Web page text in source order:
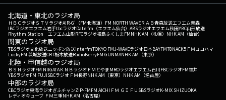
北海道・東北のラジオ局
ＨＢＣラジオＳＴＶラジオAIR-G'（FM北海道） FM NORTH WAVEＲＡＢ青森放送エフエム青森
IBCラジオエフエム岩手tbcラジオDate fm（エフエム仙台） ABSラジオエフエム秋田YBC山形放送
Rhythm Station エフエム山形RFCラジオ福島ふくしまFMNHK AM（札幌） NHK AM（仙台）
関東のラジオ局
TBSラジオ文化放送ニッポン放送interfmTOKYO FMJ-WAVEラジオ日本BAYFM78NACK5 ＦＭヨコハマ
LuckyFM 茨城放送CRT栃木放送RadioBerryFM GUNMANHK AM（東京）
北陸・甲信越のラジオ局
ＢＳＮラジオFM NIIGATAＫＮＢラジオ ＦＭとやまMROラジオエフエム石川FBCラジオFM福井
YBSラジオFM FUJISBCラジオ ＦＭ長野NHK AM（東京） NHK AM（名古屋）
中部のラジオ局
CBCラジオ東海ラジオぎふチャンZIP-FMFM AICHI ＦＭ ＧＩＦＵ SBSラジオK-MIX SHIZUOKA
レディオキューブ ＦＭ三重NHK AM（名古屋）